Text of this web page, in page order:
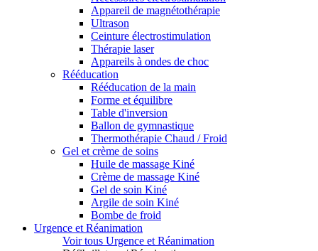
Appareil de magnétothérapie
Ultrason
Ceinture électrostimulation
Thérapie laser
Appareils à ondes de choc
Rééducation
Rééducation de la main
Forme et équilibre
Table d'inversion
Ballon de gymnastique
Thermothérapie Chaud / Froid
Gel et crème de soins
Huile de massage Kiné
Crème de massage Kiné
Gel de soin Kiné
Argile de soin Kiné
Bombe de froid
Urgence et Réanimation
Voir tous Urgence et Réanimation